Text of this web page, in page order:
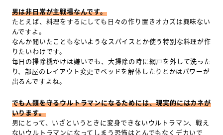
男は非日常が主戦場なんです。
たとえば、料理をするにしても日々の作り置きオカズは興味ない
んですよ。
なんか聞いたこともないようなスパイスとか使う特別な料理が作
りたいわけです。
毎日の掃除機かけは嫌いでも、大掃除の時に網戸を外して洗った
り、部屋のレイアウト変更でベッドを解体したりとかはパワーが
出るんですよね。
でも人類を守るウルトラマンになるためには、現実的にはカネが
いります。
男にとって、いざというときに変身できないウルトラマン、戦え
ないウルトラマンになってしまう恐怖はとんでもなくデカいで